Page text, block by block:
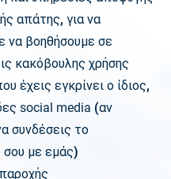
απάτης, για να
να βοηθήσουμε σε
κακόβουλης χρήσης
έχεις εγκρίνει ο ίδιος,
social media (αν
συνδέσεις το
σου με εμάς)